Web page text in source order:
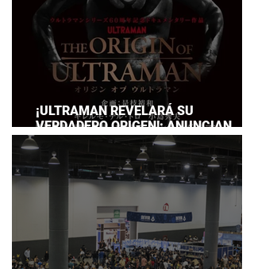
¡ULTRAMAN REVELARÁ SU
VERDADERO ORIGEN!: ANUNCIAN
DOCUMENTAL POR EL 60
ANIVERSARIO DE LA FRANQUICIA